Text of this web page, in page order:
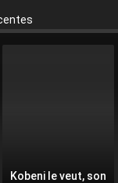
Kobeni le veut, son